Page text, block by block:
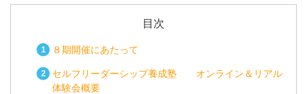
目次
８期開催にあたって
セルフリーダーシップ養成塾 オンライン＆リアル
体験会概要